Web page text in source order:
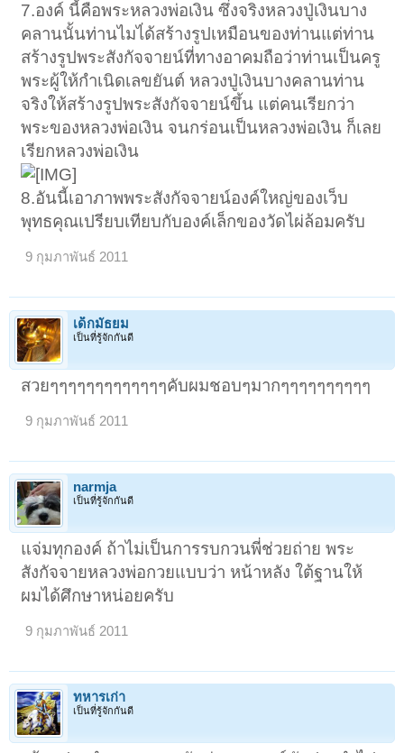
7.องค์ นี้คือพระหลวงพ่อเงิน ซึ่งจริงหลวงปู่เงินบาง
คลานนั้นท่านไมไ่ด้สร้างรูปเหมือนของท่านแต่ท่าน
สร้างรูปพระสังกัจจายน์ที่ทางอาคมถือว่าท่านเป็นครู
พระผู้ให้กำเนิดเลขยันต์ หลวงปู่เงินบางคลานท่าน
จริงให้สร้างรูปพระสังกัจจายน์ขึ้น แต่คนเรียกว่า
พระของหลวงพ่อเงิน จนกร่อนเป็นหลวงพ่อเงิน ก็เลย
เรียกหลวงพ่อเงิน
8.อันนี้เอาภาพพระสังกัจจายน์องค์ใหญ่ของเว็บ
พุทธคุณเปรียบเทียบกับองค์เล็กของวัดไผ่ล้อมครับ
9 กุมภาพันธ์ 2011
เด็กมัธยม
เป็นที่รู้จักกันดี
สวยๆๆๆๆๆๆๆๆๆๆๆๆๆคับผมชอบๆมากๆๆๆๆๆๆๆๆๆๆ
9 กุมภาพันธ์ 2011
narmja
เป็นที่รู้จักกันดี
แจ่มทุกองค์ ถ้าไม่เป็นการรบกวนพี่ช่วยถ่าย พระ
สังกัจจายหลวงพ่อกวยแบบว่า หน้าหลัง ใต้ฐานให้
ผมได้ศึกษาหน่อยครับ
9 กุมภาพันธ์ 2011
ทหารเก่า
เป็นที่รู้จักกันดี